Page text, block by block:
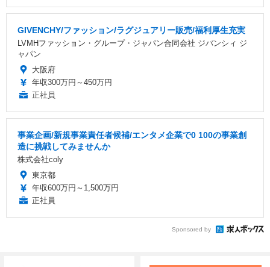
GIVENCHY/ファッション/ラグジュアリー販売/福利厚生充実
LVMHファッション・グループ・ジャパン合同会社 ジバンシィ ジ
ャパン
大阪府
年収300万円～450万円
正社員
事業企画/新規事業責任者候補/エンタメ企業で0 100の事業創
造に挑戦してみませんか
株式会社coly
東京都
年収600万円～1,500万円
正社員
Sponsored by